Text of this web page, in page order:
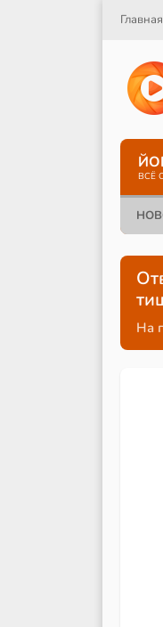
Главная
ВСЁ
На